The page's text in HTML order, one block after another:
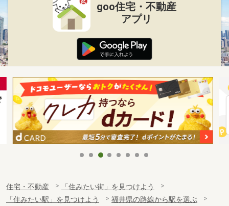
goo住宅・不動産
アプリ
住宅・不動産
「住みたい街」を見つけよう
「住みたい駅」を見つけよう
福井県の路線から駅を選ぶ